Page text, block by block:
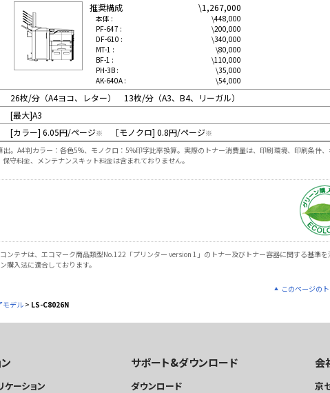
推奨構成 \1,267,000
本体 :
\448,000
PF-647 :
\200,000
DF-610 :
\340,000
MT-1 :
\80,000
BF-1 :
\110,000
PH-3B :
\35,000
AK-640A :
\54,000
26枚/分（A4ヨコ、レター） 13枚/分（A3、B4、リーガル）
[最大]A3
[カラー] 6.05円/ページ※ ［モノクロ] 0.8円/ページ※
出。A4判カラー：各色5%、モノクロ：5%印字比率換算。実際のトナー消費量は、印刷環境、印刷条件、
保守料金、メンテナンスキット料金は含まれておりません。
ンテナは、エコマーク商品類型No.122「プリンター version 1」のトナー及びトナー容器に関する基準を
購入法に適合しております。
このページの
モデル> LS-C8026N
ケーション
サポート&ダウンロード
ダウンロード
会
京